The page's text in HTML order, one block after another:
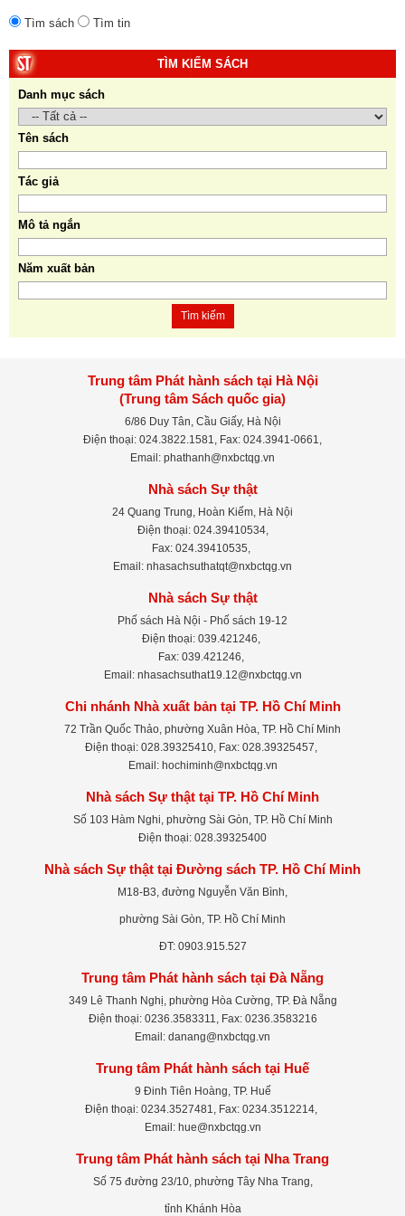
Tìm sách Tìm tin
TÌM KIẾM SÁCH
Danh mục sách
Tên sách
Tác giả
Mô tả ngắn
Năm xuất bản
Tìm kiếm
Trung tâm Phát hành sách tại Hà Nội
(Trung tâm Sách quốc gia)
6/86 Duy Tân, Cầu Giấy, Hà Nội
Điện thoại: 024.3822.1581, Fax: 024.3941-0661,
Email: phathanh@nxbctqg.vn
Nhà sách Sự thật
24 Quang Trung, Hoàn Kiếm, Hà Nội
Điện thoại: 024.39410534,
Fax: 024.39410535,
Email: nhasachsuthatqt@nxbctqg.vn
Nhà sách Sự thật
Phố sách Hà Nội - Phố sách 19-12
Điện thoại: 039.421246,
Fax: 039.421246,
Email: nhasachsuthat19.12@nxbctqg.vn
Chi nhánh Nhà xuất bản tại TP. Hồ Chí Minh
72 Trần Quốc Thảo, phường Xuân Hòa, TP. Hồ Chí Minh
Điện thoại: 028.39325410, Fax: 028.39325457,
Email: hochiminh@nxbctqg.vn
Nhà sách Sự thật tại TP. Hồ Chí Minh
Số 103 Hàm Nghi, phường Sài Gòn, TP. Hồ Chí Minh
Điện thoại: 028.39325400
Nhà sách Sự thật tại Đường sách TP. Hồ Chí Minh
M18-B3, đường Nguyễn Văn Bình,
phường Sài Gòn, TP. Hồ Chí Minh
ĐT: 0903.915.527
Trung tâm Phát hành sách tại Đà Nẵng
349 Lê Thanh Nghị, phường Hòa Cường, TP. Đà Nẵng
Điện thoại: 0236.3583311, Fax: 0236.3583216
Email: danang@nxbctqg.vn
Trung tâm Phát hành sách tại Huế
9 Đinh Tiên Hoàng, TP. Huế
Điện thoại: 0234.3527481, Fax: 0234.3512214,
Email: hue@nxbctqg.vn
Trung tâm Phát hành sách tại Nha Trang
Số 75 đường 23/10, phường Tây Nha Trang,
tỉnh Khánh Hòa